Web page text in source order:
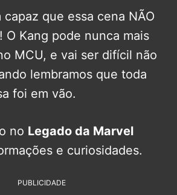
que essa cena NÃO
O Kang pode nunca mais
MCU, e vai ser difícil não
lembramos que toda
foi em vão.
no Legado da Marvel
e curiosidades.
PUBLICIDADE